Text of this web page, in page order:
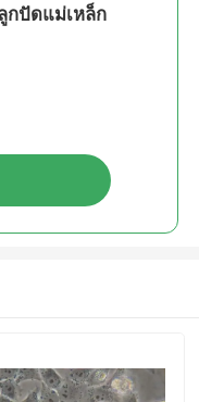
แม่เหล็ก
กปัดแม่เหล็ก